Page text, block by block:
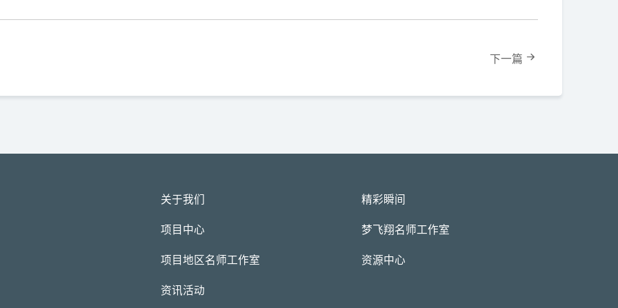
下一篇
关于我们 精彩瞬间
项目中心 梦飞翔名师工作室
项目地区名师工作室 资源中心
资讯活动